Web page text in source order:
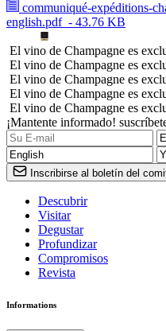
communiqué-expéditions-
english.pdf - 43.76 KB
El vino de Champagne es
El vino de Champagne es
El vino de Champagne es
El vino de Champagne es
El vino de Champagne es
¡Mantente informado!
Inscribirse al boletín del
Descubrir
Visitar
Degustar
Profundizar
Compromisos
Revista
Informations